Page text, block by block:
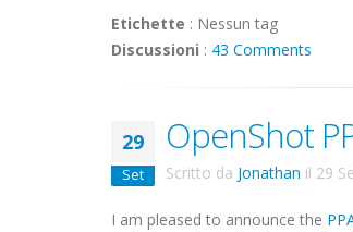
Etichette : Nessun tag
Discussioni : 43 Comments
29
Set
OpenShot
Scritto da Jonathan il 29
I am pleased to announce the